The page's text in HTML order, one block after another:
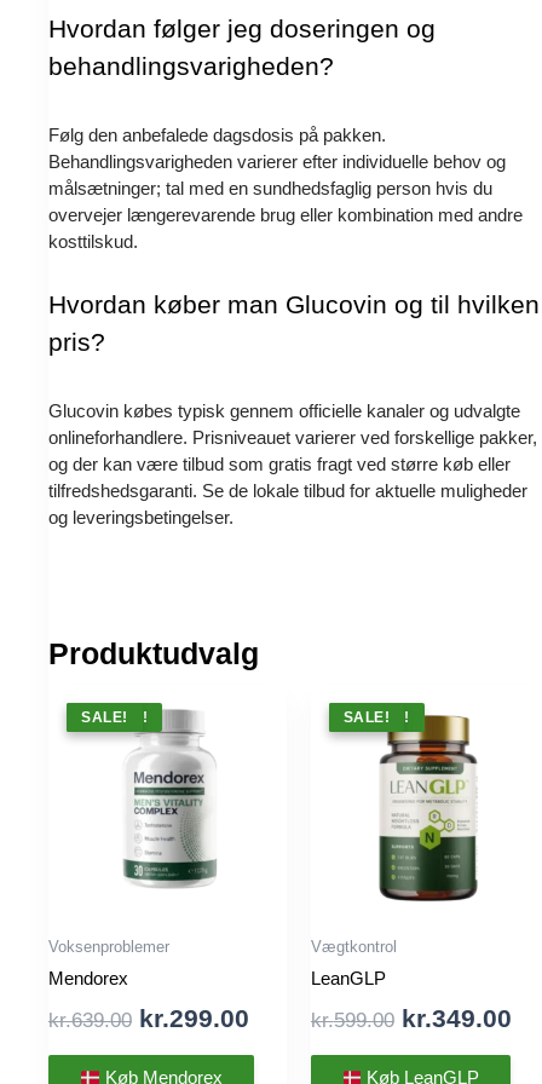
Hvordan følger jeg doseringen og
behandlingsvarigheden?
Følg den anbefalede dagsdosis på pakken.
Behandlingsvarigheden varierer efter individuelle behov og
målsætninger; tal med en sundhedsfaglig person hvis du
overvejer længerevarende brug eller kombination med andre
kosttilskud.
Hvordan køber man Glucovin og til hvilken
pris?
Glucovin købes typisk gennem officielle kanaler og udvalgte
onlineforhandlere. Prisniveauet varierer ved forskellige pakker,
og der kan være tilbud som gratis fragt ved større køb eller
tilfredshedsgaranti. Se de lokale tilbud for aktuelle muligheder
og leveringsbetingelser.
Produktudvalg
TILBUD !
SALE!
Voksenproblemer
Mendorex
kr.639.00 Original
price
kr.299.00 Current
price
Køb Mendorex
TILBUD !
SALE!
Vægtkontrol
LeanGLP
kr.599.00 Original
price
kr.349.00
Køb LeanGLP